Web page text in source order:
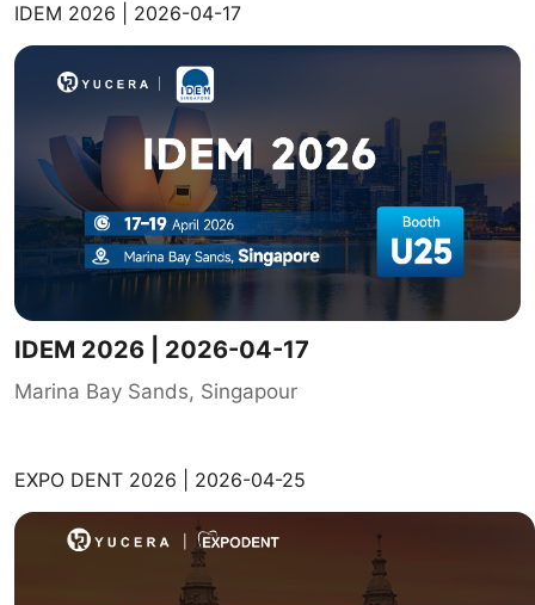
IDEM 2026 | 2026-04-17
IDEM 2026 | 2026-04-17
Marina Bay Sands, Singapour
EXPO DENT 2026 | 2026-04-25